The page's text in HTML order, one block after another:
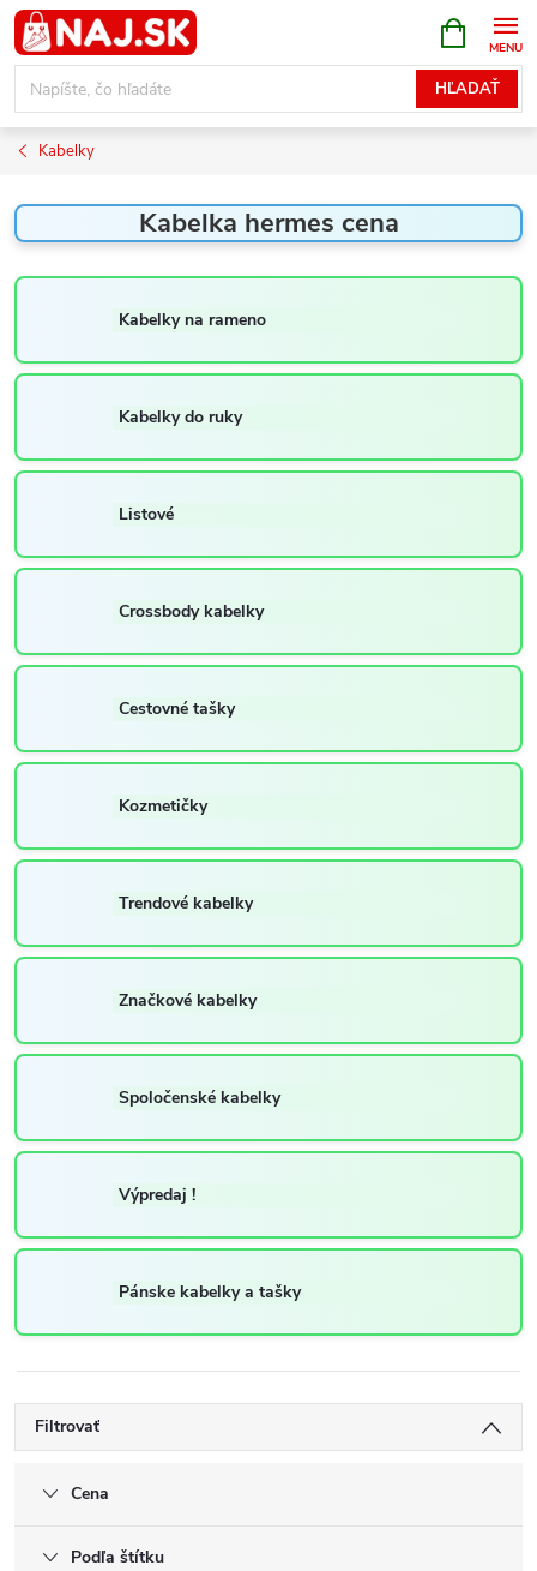
Prejsť
na
obsah
HĽADAŤ
KOŠÍK
Kabelky
Kabelka hermes cena
Kabelky na rameno
Kabelky do ruky
Listové
Crossbody kabelky
Cestovné tašky
Kozmetičky
Trendové kabelky
Značkové kabelky
Spoločenské kabelky
Výpredaj !
Pánske kabelky a tašky
Filtrovať
Cena
Podľa štítku